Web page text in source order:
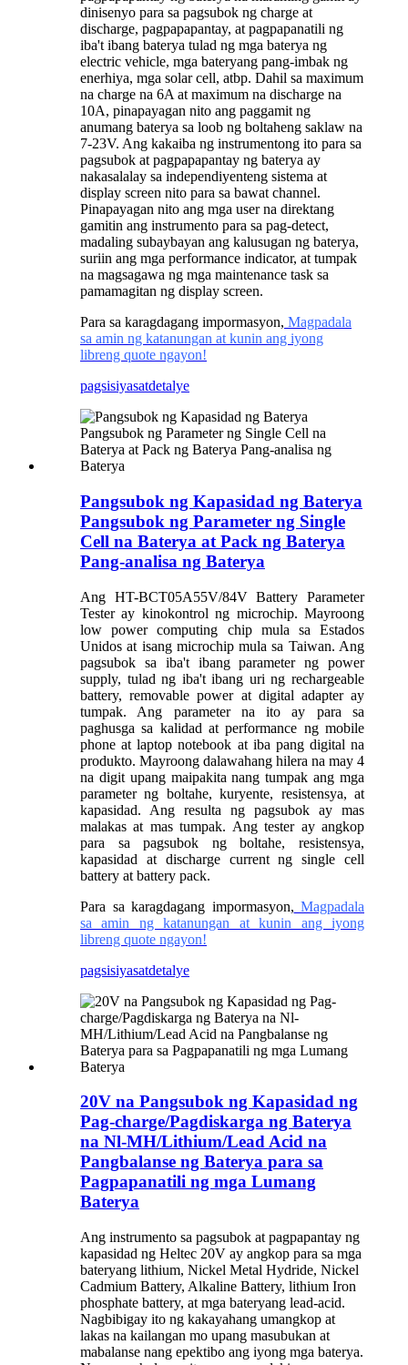
dinisenyo para sa pagsubok ng charge at
discharge, pagpapapantay, at pagpapanatili ng
iba't ibang baterya tulad ng mga baterya ng
electric vehicle, mga bateryang pang-imbak ng
enerhiya, mga solar cell, atbp. Dahil sa maximum
na charge na 6A at maximum na discharge na
10A, pinapayagan nito ang paggamit ng
anumang baterya sa loob ng boltaheng saklaw na
7-23V. Ang kakaiba ng instrumentong ito para sa
pagsubok at pagpapapantay ng baterya ay
nakasalalay sa independiyenteng sistema at
display screen nito para sa bawat channel.
Pinapayagan nito ang mga user na direktang
gamitin ang instrumento para sa pag-detect,
madaling subaybayan ang kalusugan ng baterya,
suriin ang mga performance indicator, at tumpak
na magsagawa ng mga maintenance task sa
pamamagitan ng display screen.
Para sa karagdagang impormasyon, Magpadala
sa amin ng katanungan at kunin ang iyong
libreng quote ngayon!
pagsisiyasatdetalye
Pangsubok ng Kapasidad ng Baterya
Pangsubok ng Parameter ng Single
Cell na Baterya at Pack ng Baterya
Pang-analisa ng Baterya
Ang HT-BCT05A55V/84V Battery Parameter
Tester ay kinokontrol ng microchip. Mayroong
low power computing chip mula sa Estados
Unidos at isang microchip mula sa Taiwan. Ang
pagsubok sa iba't ibang parameter ng power
supply, tulad ng iba't ibang uri ng rechargeable
battery, removable power at digital adapter ay
tumpak. Ang parameter na ito ay para sa
paghusga sa kalidad at performance ng mobile
phone at laptop notebook at iba pang digital na
produkto. Mayroong dalawahang hilera na may 4
na digit upang maipakita nang tumpak ang mga
parameter ng boltahe, kuryente, resistensya, at
kapasidad. Ang resulta ng pagsubok ay mas
malakas at mas tumpak. Ang tester ay angkop
para sa pagsubok ng boltahe, resistensya,
kapasidad at discharge current ng single cell
battery at battery pack.
Para sa karagdagang impormasyon, Magpadala
sa amin ng katanungan at kunin ang iyong
libreng quote ngayon!
pagsisiyasatdetalye
20V na Pangsubok ng Kapasidad ng
Pag-charge/Pagdiskarga ng Baterya
na Nl-MH/Lithium/Lead Acid na
Pangbalanse ng Baterya para sa
Pagpapanatili ng mga Lumang
Baterya
Ang instrumento sa pagsubok at pagpapantay ng
kapasidad ng Heltec 20V ay angkop para sa mga
bateryang lithium, Nickel Metal Hydride, Nickel
Cadmium Battery, Alkaline Battery, lithium Iron
phosphate battery, at mga bateryang lead-acid.
Nagbibigay ito ng kakayahang umangkop at
lakas na kailangan mo upang masubukan at
mabalanse nang epektibo ang iyong mga baterya.